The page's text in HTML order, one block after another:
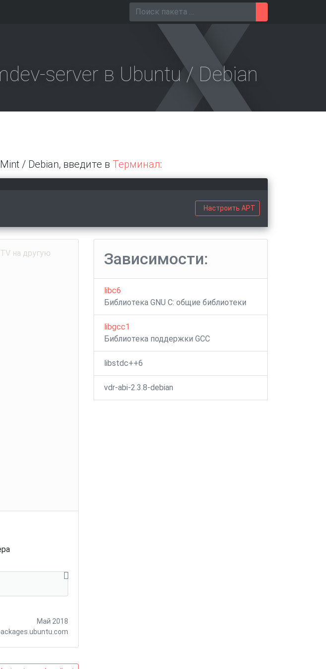
server в Ubuntu / Debian
/ Debian, введите в Терминал:
Настроить APT
Май 2018
Зависимости:
libc6
Библиотека GNU C: общие библиотеки
libgcc1
Библиотека поддержки GCC
libstdc++6
vdr-abi-2.3.8-debian